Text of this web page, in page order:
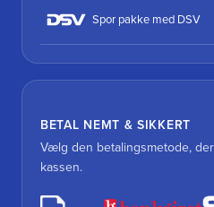
Spor pakke med DSV
BETAL NEMT & SIKKERT
Vælg den betalingsmetode,
kassen.